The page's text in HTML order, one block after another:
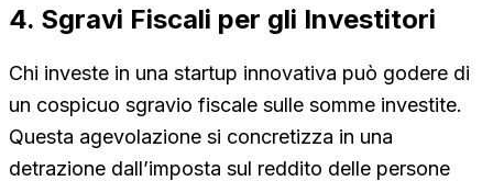
4. Sgravi Fiscali per gli Investitori
Chi investe in una startup innovativa può godere di
un cospicuo sgravio fiscale sulle somme investite.
Questa agevolazione si concretizza in una
detrazione dall’imposta sul reddito delle persone